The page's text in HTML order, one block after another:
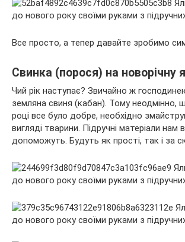
Все просто, а тепер давайте зробимо
Свинка (порося) на новорічну
Чий рік наступає? Звичайно ж
земляна свиня (кабан). Тому неодмінно,
році все було добре, необхідно
вигляді тварини. Підручні матеріали нам
допоможуть. Будуть як прості, так і за